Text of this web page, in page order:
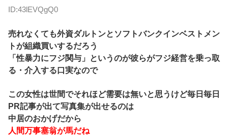
ID:43lEVQgQ0
売れなくても外資ダルトンとソフトバンクインベストメン
トが組織買いするだろう
「性暴力にフジ関与」というのが彼らがフジ経営を乗っ取
る・介入する口実なので
この女性は世間でそれほど需要は無いと思うけど毎日毎日
PR記事が出て写真集が出せるのは
中居のおかげだから
人間万事塞翁が馬だね